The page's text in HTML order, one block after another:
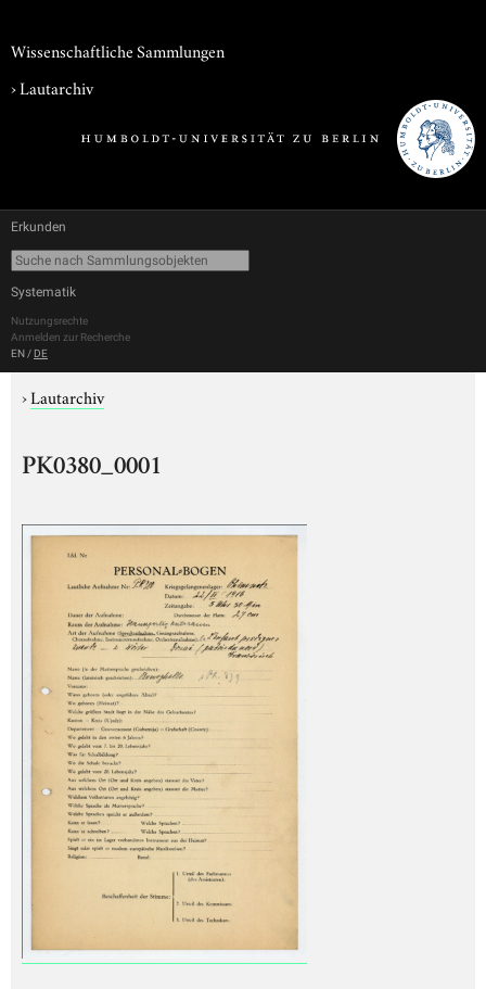
Wissenschaftliche Sammlungen
›Lautarchiv
Erkunden
Systematik
Nutzungsrechte
Anmelden zur Recherche
EN / DE
›Lautarchiv
PK0380_0001